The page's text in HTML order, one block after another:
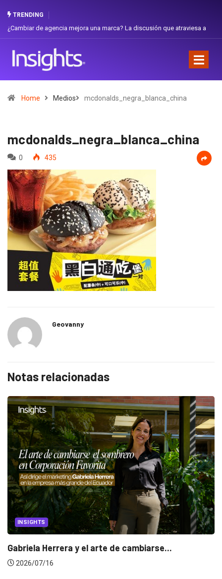
TRENDING
de agencia mejora una marca? La discusión que atraviesa a
Gabriela
Home Medios mcdonalds_negra_blanca_china
mcdonalds_negra_blanca_china
0 435
Geovanny
Notas relacionadas
INSIGHTS
Gabriela Herrera y el arte de cambiarse...
2026/07/16